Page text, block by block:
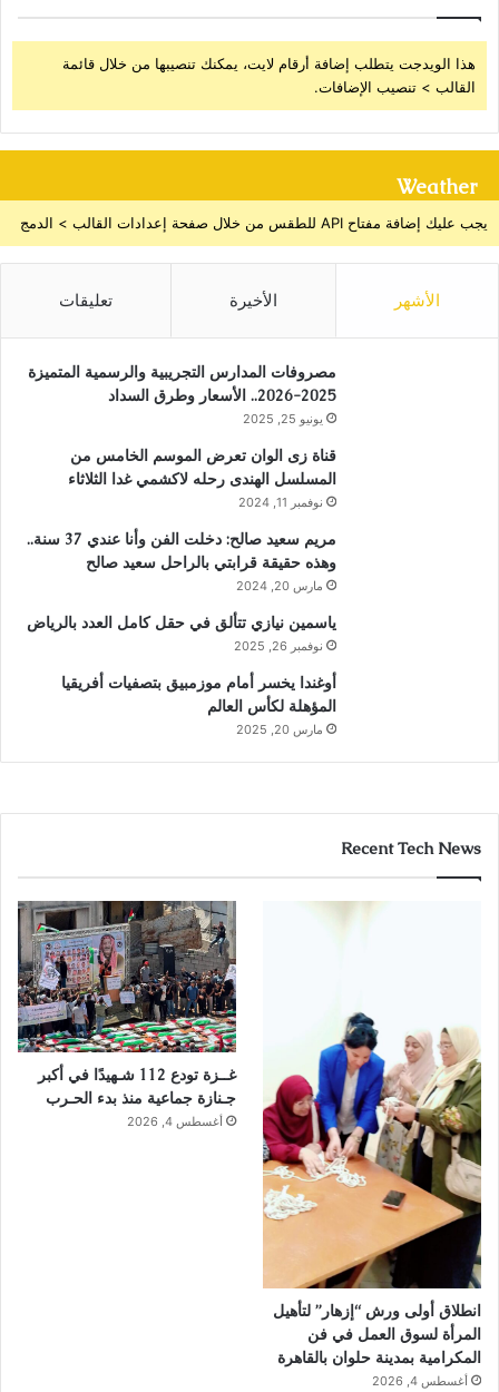
هذا الويدجت يتطلب إضافة أرقام لايت، يمكنك تنصيبها من خلال قائمة
القالب > تنصيب الإضافات.
Weather
يجب عليك إضافة مفتاح API للطقس من خلال صفحة إعدادات القالب > الدمج
الأشهر الأخيرة تعليقات
مصروفات المدارس التجريبية والرسمية المتميزة
2025-2026.. الأسعار وطرق السداد
يونيو 25, 2025
قناة زى الوان تعرض الموسم الخامس من
المسلسل الهندى رحله لاكشمي غدا الثلاثاء
نوفمبر 11, 2024
مريم سعيد صالح: دخلت الفن وأنا عندي 37 سنة..
وهذه حقيقة قرابتي بالراحل سعيد صالح
مارس 20, 2024
ياسمين نيازي تتألق في حقل كامل العدد بالرياض
نوفمبر 26, 2025
أوغندا يخسر أمام موزمبيق بتصفيات أفريقيا
المؤهلة لكأس العالم
مارس 20, 2025
Recent Tech News
انطلاق أولى ورش “إزهار” لتأهيل
المرأة لسوق العمل في فن
المكرامية بمدينة حلوان بالقاهرة
أغسطس 4, 2026
غــزة تودع 112 شـهيدًا في أكبر
جـنازة جماعية منذ بدء الحـرب
أغسطس 4, 2026